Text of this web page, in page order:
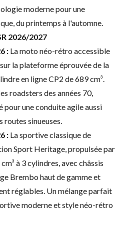
moderne pour une
du printemps à l'automne.
2026/2027
: La moto néo-rétro accessible
la plateforme éprouvée de la
en ligne CP2 de 689 cm³.
roadsters des années 70,
une conduite agile aussi
routes sinueuses.
: La sportive classique de
Sport Heritage, propulsée par
à 3 cylindres, avec châssis
Brembo haut de gamme et
réglables. Un mélange parfait
moderne et style néo-rétro